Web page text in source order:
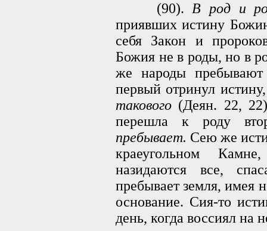
(90). В род и
приявших истину
себя Закон и
Божия не в роды, но в
же народы
первый отринул
такового (Деян. 22,
перешла к роду
пребывает. Сею же
краеугольном
назидаются все,
пребывает земля, имея
основание. Сия-то
день, когда воссиял на